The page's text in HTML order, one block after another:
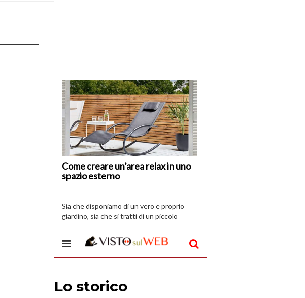
Come creare un’area relax in uno
spazio esterno
di
I
Vespri
Sia che disponiamo di un vero e proprio
giardino, sia che si tratti di un piccolo